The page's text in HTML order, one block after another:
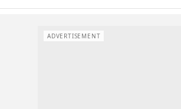
ADVERTISEMENT